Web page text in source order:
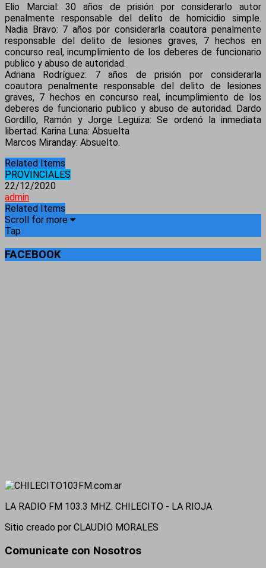
Elio Marcial: 30 años de prisión por considerarlo autor
penalmente responsable del delito de homicidio simple.
Nadia Bravo: 7 años por considerarla coautora penalmente
responsable del delito de lesiones graves, 7 hechos en
concurso real, incumplimiento de los deberes de funcionario
publico y abuso de autoridad.
Adriana Rodríguez: 7 años de prisión por considerarla
coautora penalmente responsable del delito de lesiones
graves, 7 hechos en concurso real, incumplimiento de los
deberes de funcionario publico y abuso de autoridad. Dardo
Gordillo, Ramón y Jorge Leguiza: Se ordenó la inmediata
libertad. Karina Luna: Absuelta
Marcos Miranday: Absuelto.
Related Items
PROVINCIALES
22/12/2020
admin
Related Items
Scroll for more
Tap
FACEBOOK
LA RADIO FM 103.3 MHZ. CHILECITO - LA RIOJA
Sitio creado por CLAUDIO MORALES
Comunicate con Nosotros